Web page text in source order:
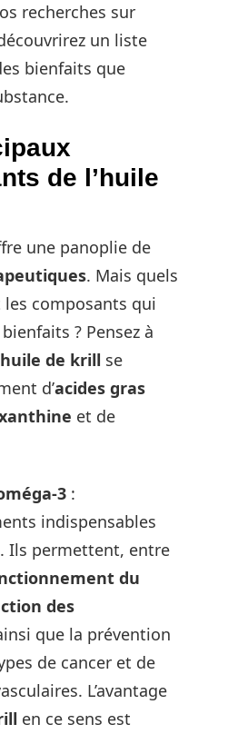
recherches sur
un liste
bienfaits que
de l’huile
une panoplie de
. Mais quels
composants qui
? Pensez à
huile de krill se
d’acides gras
et de
3 :
indispensables
Ils permettent, entre
du
des
que la prévention
de cancer et de
L’avantage
en ce sens est